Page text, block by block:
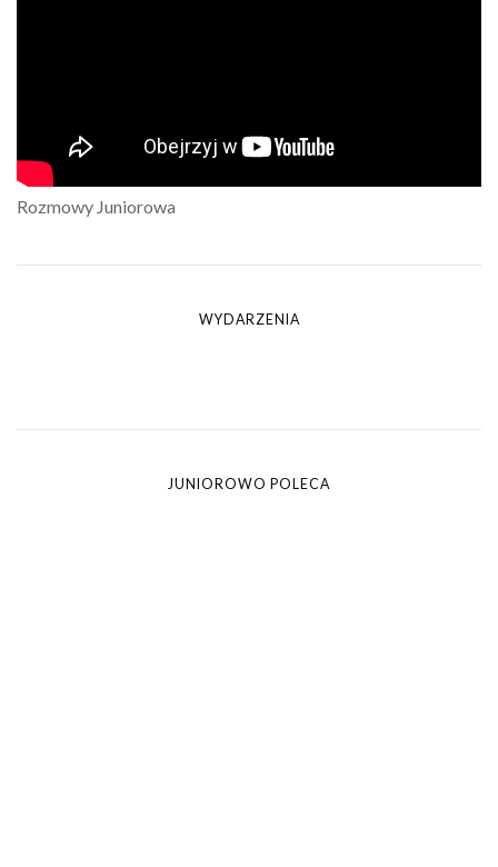
Rozmowy Juniorowa
WYDARZENIA
JUNIOROWO POLECA